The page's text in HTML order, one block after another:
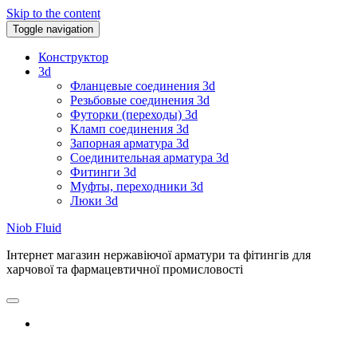
Skip to the content
Toggle navigation
Конструктор
3d
Фланцевые соединения 3d
Резьбовые соединения 3d
Футорки (переходы) 3d
Кламп соединения 3d
Запорная арматура 3d
Соединительная арматура 3d
Фитинги 3d
Муфты, переходники 3d
Люки 3d
Niob Fluid
Інтернет магазин нержавіючої арматури та фітингів для
харчової та фармацевтичної промисловості